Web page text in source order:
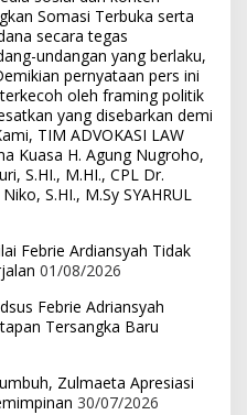
Somasi Terbuka serta
secara tegas
undangan yang berlaku,
pernyataan pers ini
oleh framing politik
yang disebarkan demi
TIM ADVOKASI LAW
Kuasa H. Agung Nugroho,
S.HI., M.HI., CPL Dr.
S.HI., M.Sy SYAHRUL
Febrie Ardiansyah Tidak
01/08/2026
Febrie Adriansyah
Tersangka Baru
Zulmaeta Apresiasi
30/07/2026